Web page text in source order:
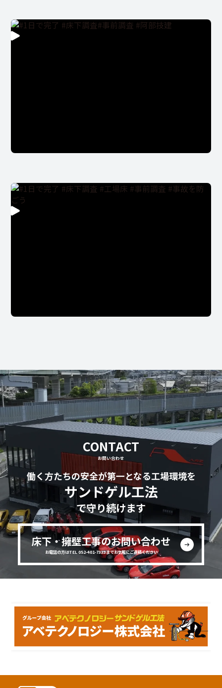
CONTACT
お問い合わせ
働く方たちの安全が第一となる工場環境を
サンドゲル工法
で守り続けます
床下・擁壁工事のお問い合わせ
お電話の方はTEL 052-401-7333までお気軽にご連絡ください